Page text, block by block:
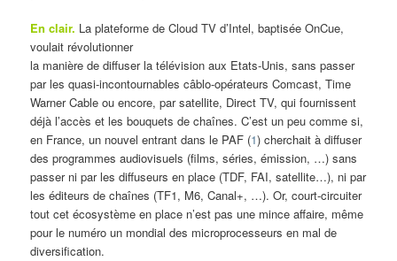
En clair. La plateforme de Cloud TV d’Intel, baptisée OnCue,
voulait révolutionner
la manière de diffuser la télévision aux Etats-Unis, sans passer
par les quasi-incontournables câblo-opérateurs Comcast, Time
Warner Cable ou encore, par satellite, Direct TV, qui fournissent
déjà l’accès et les bouquets de chaînes. C’est un peu comme si,
en France, un nouvel entrant dans le PAF (1) cherchait à diffuser
des programmes audiovisuels (films, séries, émission, …) sans
passer ni par les diffuseurs en place (TDF, FAI, satellite…), ni par
les éditeurs de chaînes (TF1, M6, Canal+, …). Or, court-circuiter
tout cet écosystème en place n’est pas une mince affaire, même
pour le numéro un mondial des microprocesseurs en mal de
diversification.